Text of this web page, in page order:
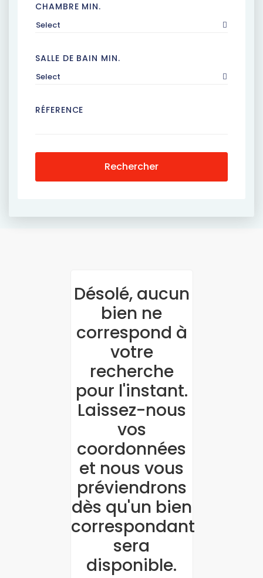
CHAMBRE MIN.
Select
SALLE DE BAIN MIN.
Select
RÉFERENCE
Rechercher
Désolé, aucun
bien ne
correspond à
votre
recherche
pour l'instant.
Laissez-nous
vos
coordonnées
et nous vous
préviendrons
dès qu'un bien
correspondant
sera
disponible.